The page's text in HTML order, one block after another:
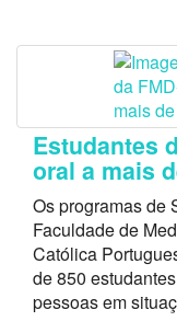
Estudantes
oral a mais
Os programas de
Faculdade de
Católica
de 850
pessoas em